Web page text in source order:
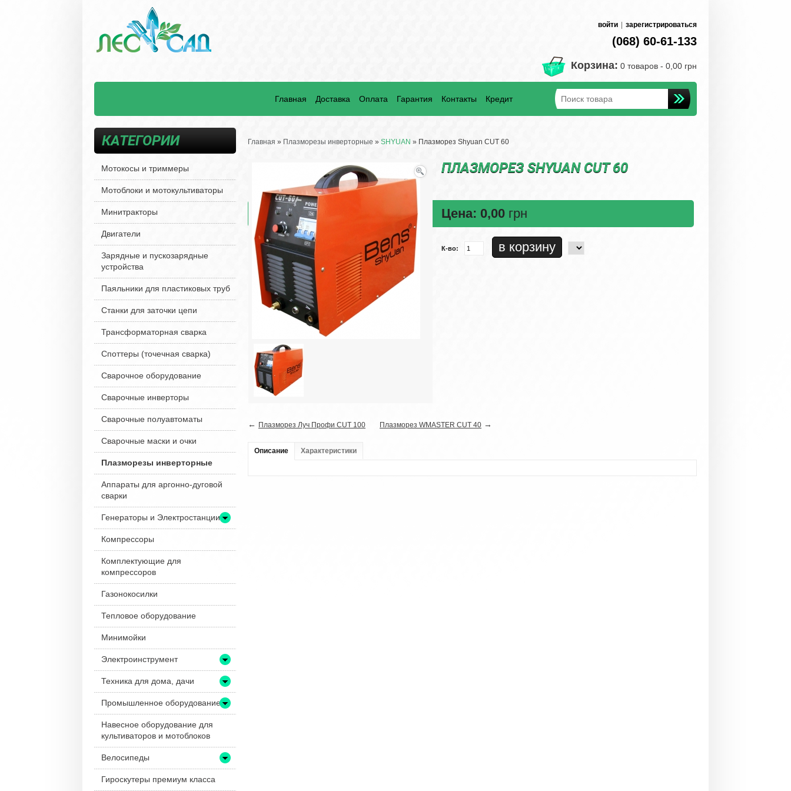
войти зарегистрироваться
(068) 60-61-133
Корзина: 0 товаров - 0,00 грн
Главная Доставка Оплата Гарантия Контакты Кредит
КАТЕГОРИИ
Мотокосы и триммеры
Мотоблоки и мотокультиваторы
Минитракторы
Двигатели
Зарядные и пускозарядные
устройства
Паяльники для пластиковых труб
Станки для заточки цепи
Трансформаторная сварка
Споттеры (точечная сварка)
Сварочное оборудование
Сварочные инверторы
Сварочные полуавтоматы
Сварочные маски и очки
Плазморезы инверторные
Аппараты для аргонно-дуговой
сварки
Генераторы и Электростанции
Компрессоры
Комплектующие для
компрессоров
Газонокосилки
Тепловое оборудование
Минимойки
Электроинструмент
Техника для дома, дачи
Промышленное оборудование
Навесное оборудование для
культиваторов и мотоблоков
Велосипеды
Гироскутеры премиум класса
Главная » Плазморезы инверторные » SHYUAN » Плазморез Shyuan CUT 60
ПЛАЗМОРЕЗ SHYUAN CUT 60
Цена: 0,00 грн
К-во:
← Плазморез Луч Профи CUT 100 Плазморез WMASTER CUT 40 →
Описание Характеристики